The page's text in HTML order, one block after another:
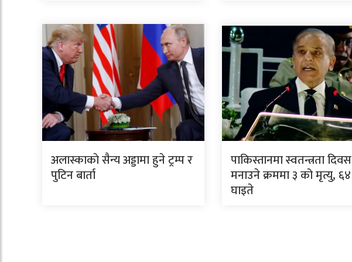
अलास्काकाे सैन्य अड्डामा हुने ट्रम्प र
पुटिन बार्ता
पाकिस्तानमा स्वतन्त्रता दिवस
मनाउने क्रममा ३ को मृत्यु, ६४
घाइते